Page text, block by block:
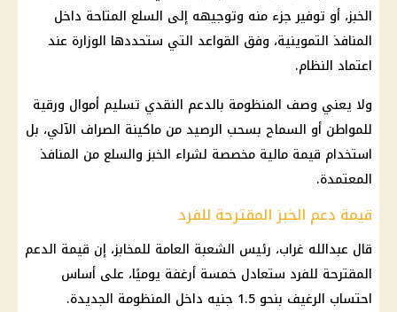
الخبز، أو توفير جزء منه وتوجيهه إلى السلع المتاحة داخل
المنافذ التموينية، وفق القواعد التي ستحددها الوزارة عند
اعتماد النظام.
ولا يعني وصف المنظومة بالدعم النقدي تسليم أموال ورقية
للمواطن أو السماح بسحب الرصيد من ماكينة الصراف الآلي، بل
استخدام قيمة مالية مخصصة لشراء الخبز والسلع من المنافذ
المعتمدة.
قيمة دعم الخبز المقترحة للفرد
قال عبدالله غراب، رئيس الشعبة العامة للمخابز، إن قيمة الدعم
المقترحة للفرد ستعادل خمسة أرغفة يوميًا، على أساس
احتساب الرغيف بنحو 1.5 جنيه داخل المنظومة الجديدة.